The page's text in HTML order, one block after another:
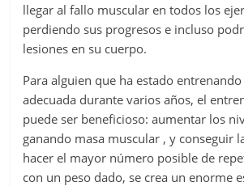
llegar al fallo muscular en todos los
perdiendo sus progresos e incluso
lesiones en su cuerpo.
Para alguien que ha estado
adecuada durante varios años, el
puede ser beneficioso: aumentar los
ganando masa muscular , y conseguir
hacer el mayor número posible de
con un peso dado, se crea un enorme